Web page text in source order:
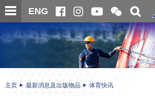
跳
至
内
ENG
开
合
微
信
二
维
码
关
搜
寻
内
主页 最新消息及出版物品 体育快讯